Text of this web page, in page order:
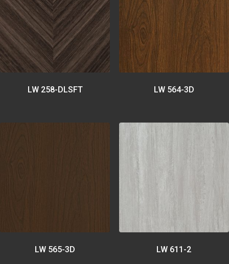
LW 258-DLSFT LW 564-3D
LW 565-3D LW 611-2